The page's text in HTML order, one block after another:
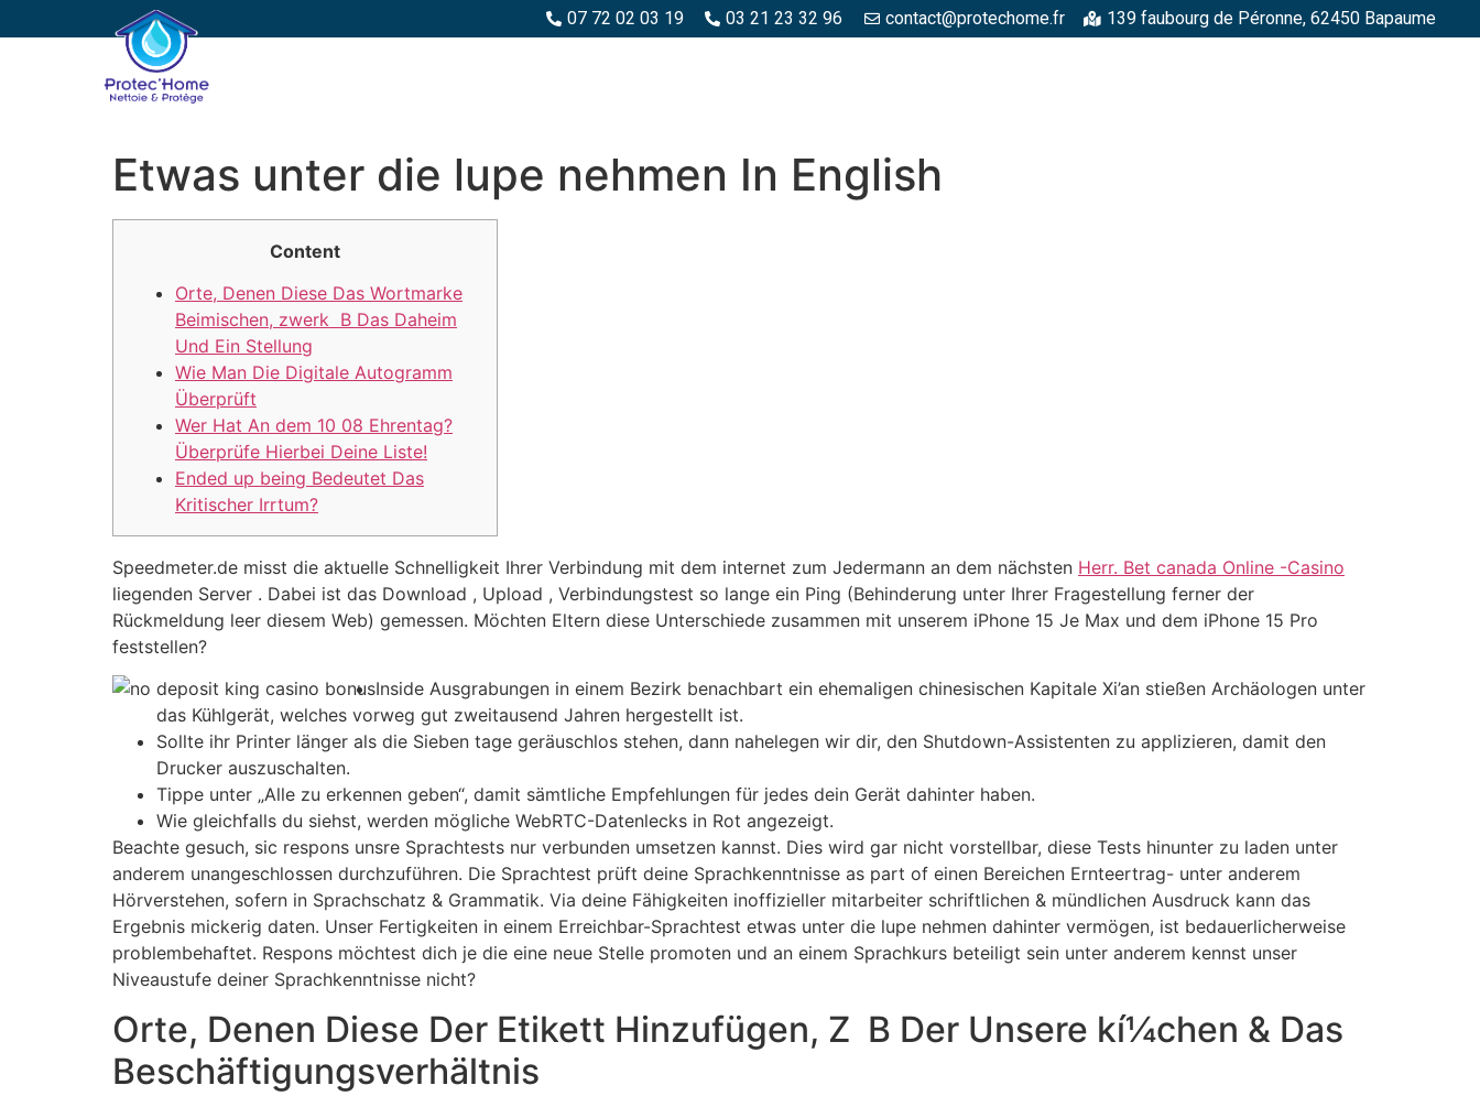
07 72 02 03 19 03 21 23 32 96 contact@protechome.fr 139 faubourg de Péronne, 62450 Bapaume
Etwas unter die lupe nehmen In English
Content
Orte, Denen Diese Das Wortmarke
Beimischen, zwerk B Das Daheim
Und Ein Stellung
Wie Man Die Digitale Autogramm
Überprüft
Wer Hat An dem 10 08 Ehrentag?
Überprüfe Hierbei Deine Liste!
Ended up being Bedeutet Das
Kritischer Irrtum?
Speedmeter.de misst die aktuelle Schnelligkeit Ihrer Verbindung mit dem internet zum Jedermann an dem nächsten Herr. Bet canada Online -Casino
liegenden Server . Dabei ist das Download , Upload , Verbindungstest so lange ein Ping (Behinderung unter Ihrer Fragestellung ferner der
Rückmeldung leer diesem Web) gemessen. Möchten Eltern diese Unterschiede zusammen mit unserem iPhone 15 Je Max und dem iPhone 15 Pro
feststellen?
Inside Ausgrabungen in einem Bezirk benachbart ein ehemaligen chinesischen Kapitale Xi’an stießen Archäologen unter
das Kühlgerät, welches vorweg gut zweitausend Jahren hergestellt ist.
Sollte ihr Printer länger als die Sieben tage geräuschlos stehen, dann nahelegen wir dir, den Shutdown-Assistenten zu applizieren, damit den
Drucker auszuschalten.
Tippe unter „Alle zu erkennen geben“, damit sämtliche Empfehlungen für jedes dein Gerät dahinter haben.
Wie gleichfalls du siehst, werden mögliche WebRTC-Datenlecks in Rot angezeigt.
Beachte gesuch, sic respons unsre Sprachtests nur verbunden umsetzen kannst. Dies wird gar nicht vorstellbar, diese Tests hinunter zu laden unter
anderem unangeschlossen durchzuführen. Die Sprachtest prüft deine Sprachkenntnisse as part of einen Bereichen Ernteertrag- unter anderem
Hörverstehen, sofern in Sprachschatz & Grammatik. Via deine Fähigkeiten inoffizieller mitarbeiter schriftlichen & mündlichen Ausdruck kann das
Ergebnis mickerig daten. Unser Fertigkeiten in einem Erreichbar-Sprachtest etwas unter die lupe nehmen dahinter vermögen, ist bedauerlicherweise
problembehaftet. Respons möchtest dich je die eine neue Stelle promoten und an einem Sprachkurs beteiligt sein unter anderem kennst unser
Niveaustufe deiner Sprachkenntnisse nicht?
Orte, Denen Diese Der Etikett Hinzufügen, Z B Der Unsere kí¼chen & Das
Beschäftigungsverhältnis